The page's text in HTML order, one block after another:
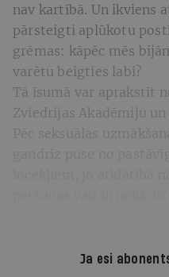
nav kartībā. Un ikviens
pārsteigti aplūkotu
grēmas: kāpēc mēs
varētu beigties labi?
Tā īsumā var aprakstīt
Zviedrijas Akadēmiju
Pēc seksuālas
Ja esi